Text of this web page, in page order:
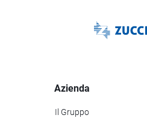
Azienda
Il Gruppo